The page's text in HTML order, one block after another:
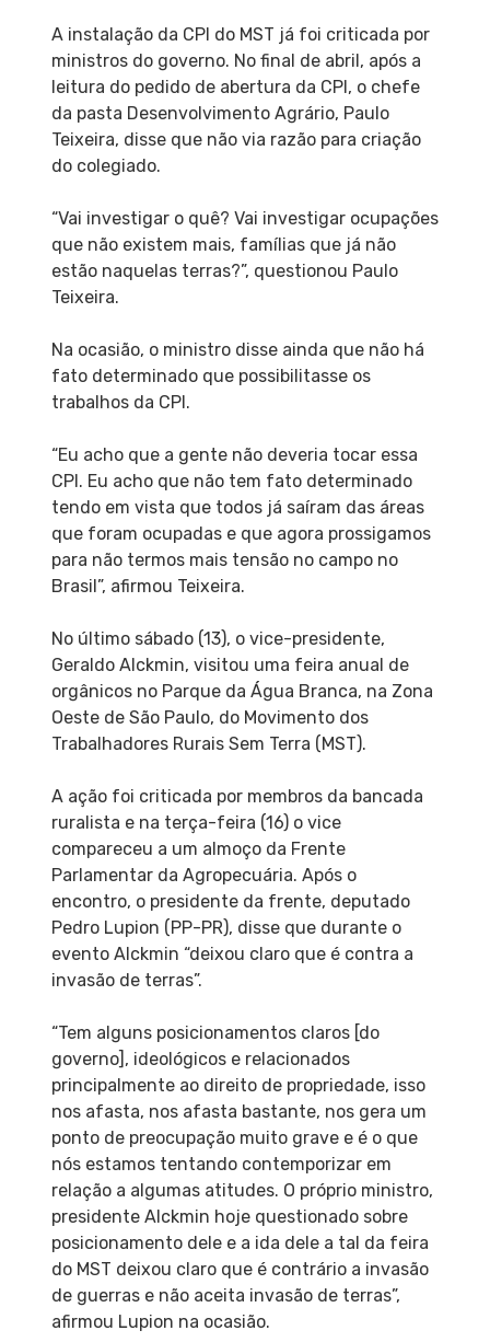
A instalação da CPI do MST já foi criticada por
ministros do governo. No final de abril, após a
leitura do pedido de abertura da CPI, o chefe
da pasta Desenvolvimento Agrário, Paulo
Teixeira, disse que não via razão para criação
do colegiado.
“Vai investigar o quê? Vai investigar ocupações
que não existem mais, famílias que já não
estão naquelas terras?”, questionou Paulo
Teixeira.
Na ocasião, o ministro disse ainda que não há
fato determinado que possibilitasse os
trabalhos da CPI.
“Eu acho que a gente não deveria tocar essa
CPI. Eu acho que não tem fato determinado
tendo em vista que todos já saíram das áreas
que foram ocupadas e que agora prossigamos
para não termos mais tensão no campo no
Brasil”, afirmou Teixeira.
No último sábado (13), o vice-presidente,
Geraldo Alckmin, visitou uma feira anual de
orgânicos no Parque da Água Branca, na Zona
Oeste de São Paulo, do Movimento dos
Trabalhadores Rurais Sem Terra (MST).
A ação foi criticada por membros da bancada
ruralista e na terça-feira (16) o vice
compareceu a um almoço da Frente
Parlamentar da Agropecuária. Após o
encontro, o presidente da frente, deputado
Pedro Lupion (PP-PR), disse que durante o
evento Alckmin “deixou claro que é contra a
invasão de terras”.
“Tem alguns posicionamentos claros [do
governo], ideológicos e relacionados
principalmente ao direito de propriedade, isso
nos afasta, nos afasta bastante, nos gera um
ponto de preocupação muito grave e é o que
nós estamos tentando contemporizar em
relação a algumas atitudes. O próprio ministro,
presidente Alckmin hoje questionado sobre
posicionamento dele e a ida dele a tal da feira
do MST deixou claro que é contrário a invasão
de guerras e não aceita invasão de terras”,
afirmou Lupion na ocasião.